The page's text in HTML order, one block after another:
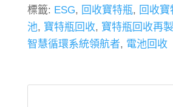
標籤: ESG, 回收寶特瓶, 回收
池, 寶特瓶回收, 寶特瓶回收再製
智慧循環系統領航者, 電池回收